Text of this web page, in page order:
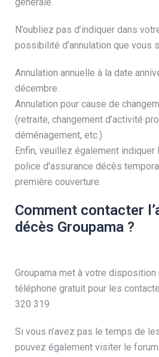
N’oubliez pas d’indiquer dans
possibilité d’annulation que vous
Annulation annuelle à la date
décembre.
Annulation pour cause de
(retraite, changement d’activité
déménagement, etc.)
Enfin, veuillez également indiquer
police d’assurance décès
première couverture.
Comment contacter
décès Groupama ?
Groupama met à votre disposition
téléphone gratuit pour les
320 319
Si vous n’avez pas le temps de
pouvez également visiter le forum.